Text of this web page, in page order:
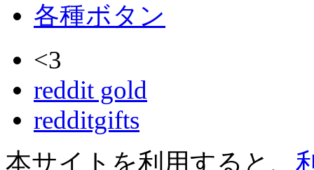
各種ボタン
<3
reddit gold
redditgifts
本サイトを利用すると、